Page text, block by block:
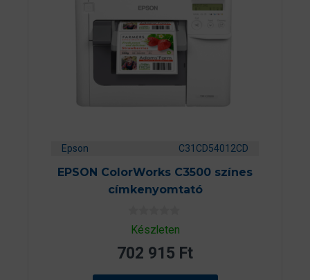
Epson C31CD54012CD
EPSON ColorWorks C3500 színes
címkenyomtató
0
a
5
b
Készleten
702 915 Ft